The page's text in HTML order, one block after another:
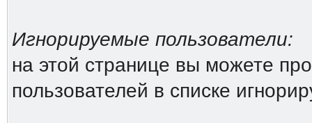
Игнорируемые пользователи:
на этой странице вы можете
пользователей в списке